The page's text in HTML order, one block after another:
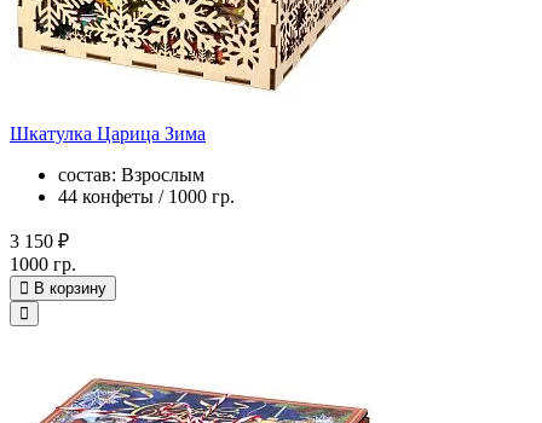
Шкатулка Царица Зима
состав: Взрослым
44 конфеты / 1000 гр.
3 150 ₽
1000 гр.
В корзину